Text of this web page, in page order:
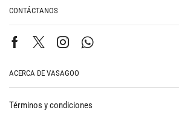
CONTÁCTANOS
ACERCA DE VASAGOO
Términos y condiciones